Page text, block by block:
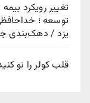
تغییر رویکرد
توسعه ؛
یزد / دهک‌بندی
قلب کولر را نو